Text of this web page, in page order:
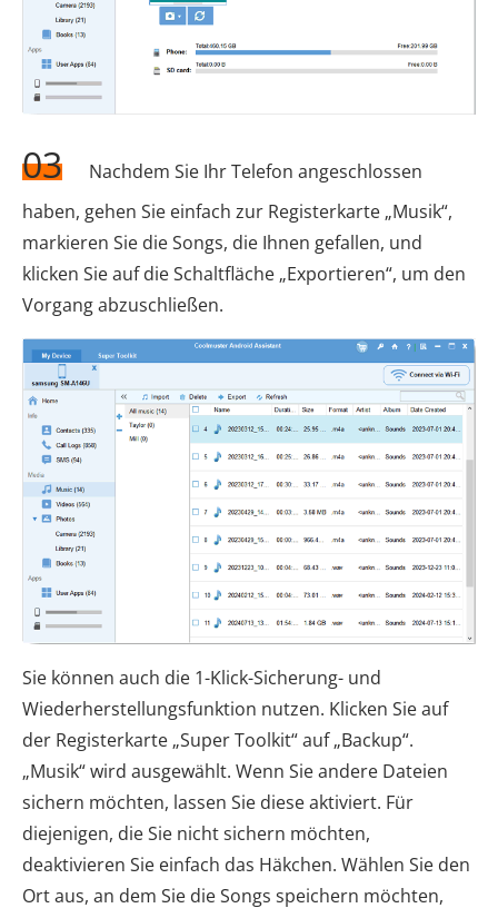
03
Nachdem Sie Ihr Telefon angeschlossen
haben, gehen Sie einfach zur Registerkarte „Musik“,
markieren Sie die Songs, die Ihnen gefallen, und
klicken Sie auf die Schaltfläche „Exportieren“, um den
Vorgang abzuschließen.
Sie können auch die 1-Klick-Sicherung- und
Wiederherstellungsfunktion nutzen. Klicken Sie auf
der Registerkarte „Super Toolkit“ auf „Backup“.
„Musik“ wird ausgewählt. Wenn Sie andere Dateien
sichern möchten, lassen Sie diese aktiviert. Für
diejenigen, die Sie nicht sichern möchten,
deaktivieren Sie einfach das Häkchen. Wählen Sie den
Ort aus, an dem Sie die Songs speichern möchten,